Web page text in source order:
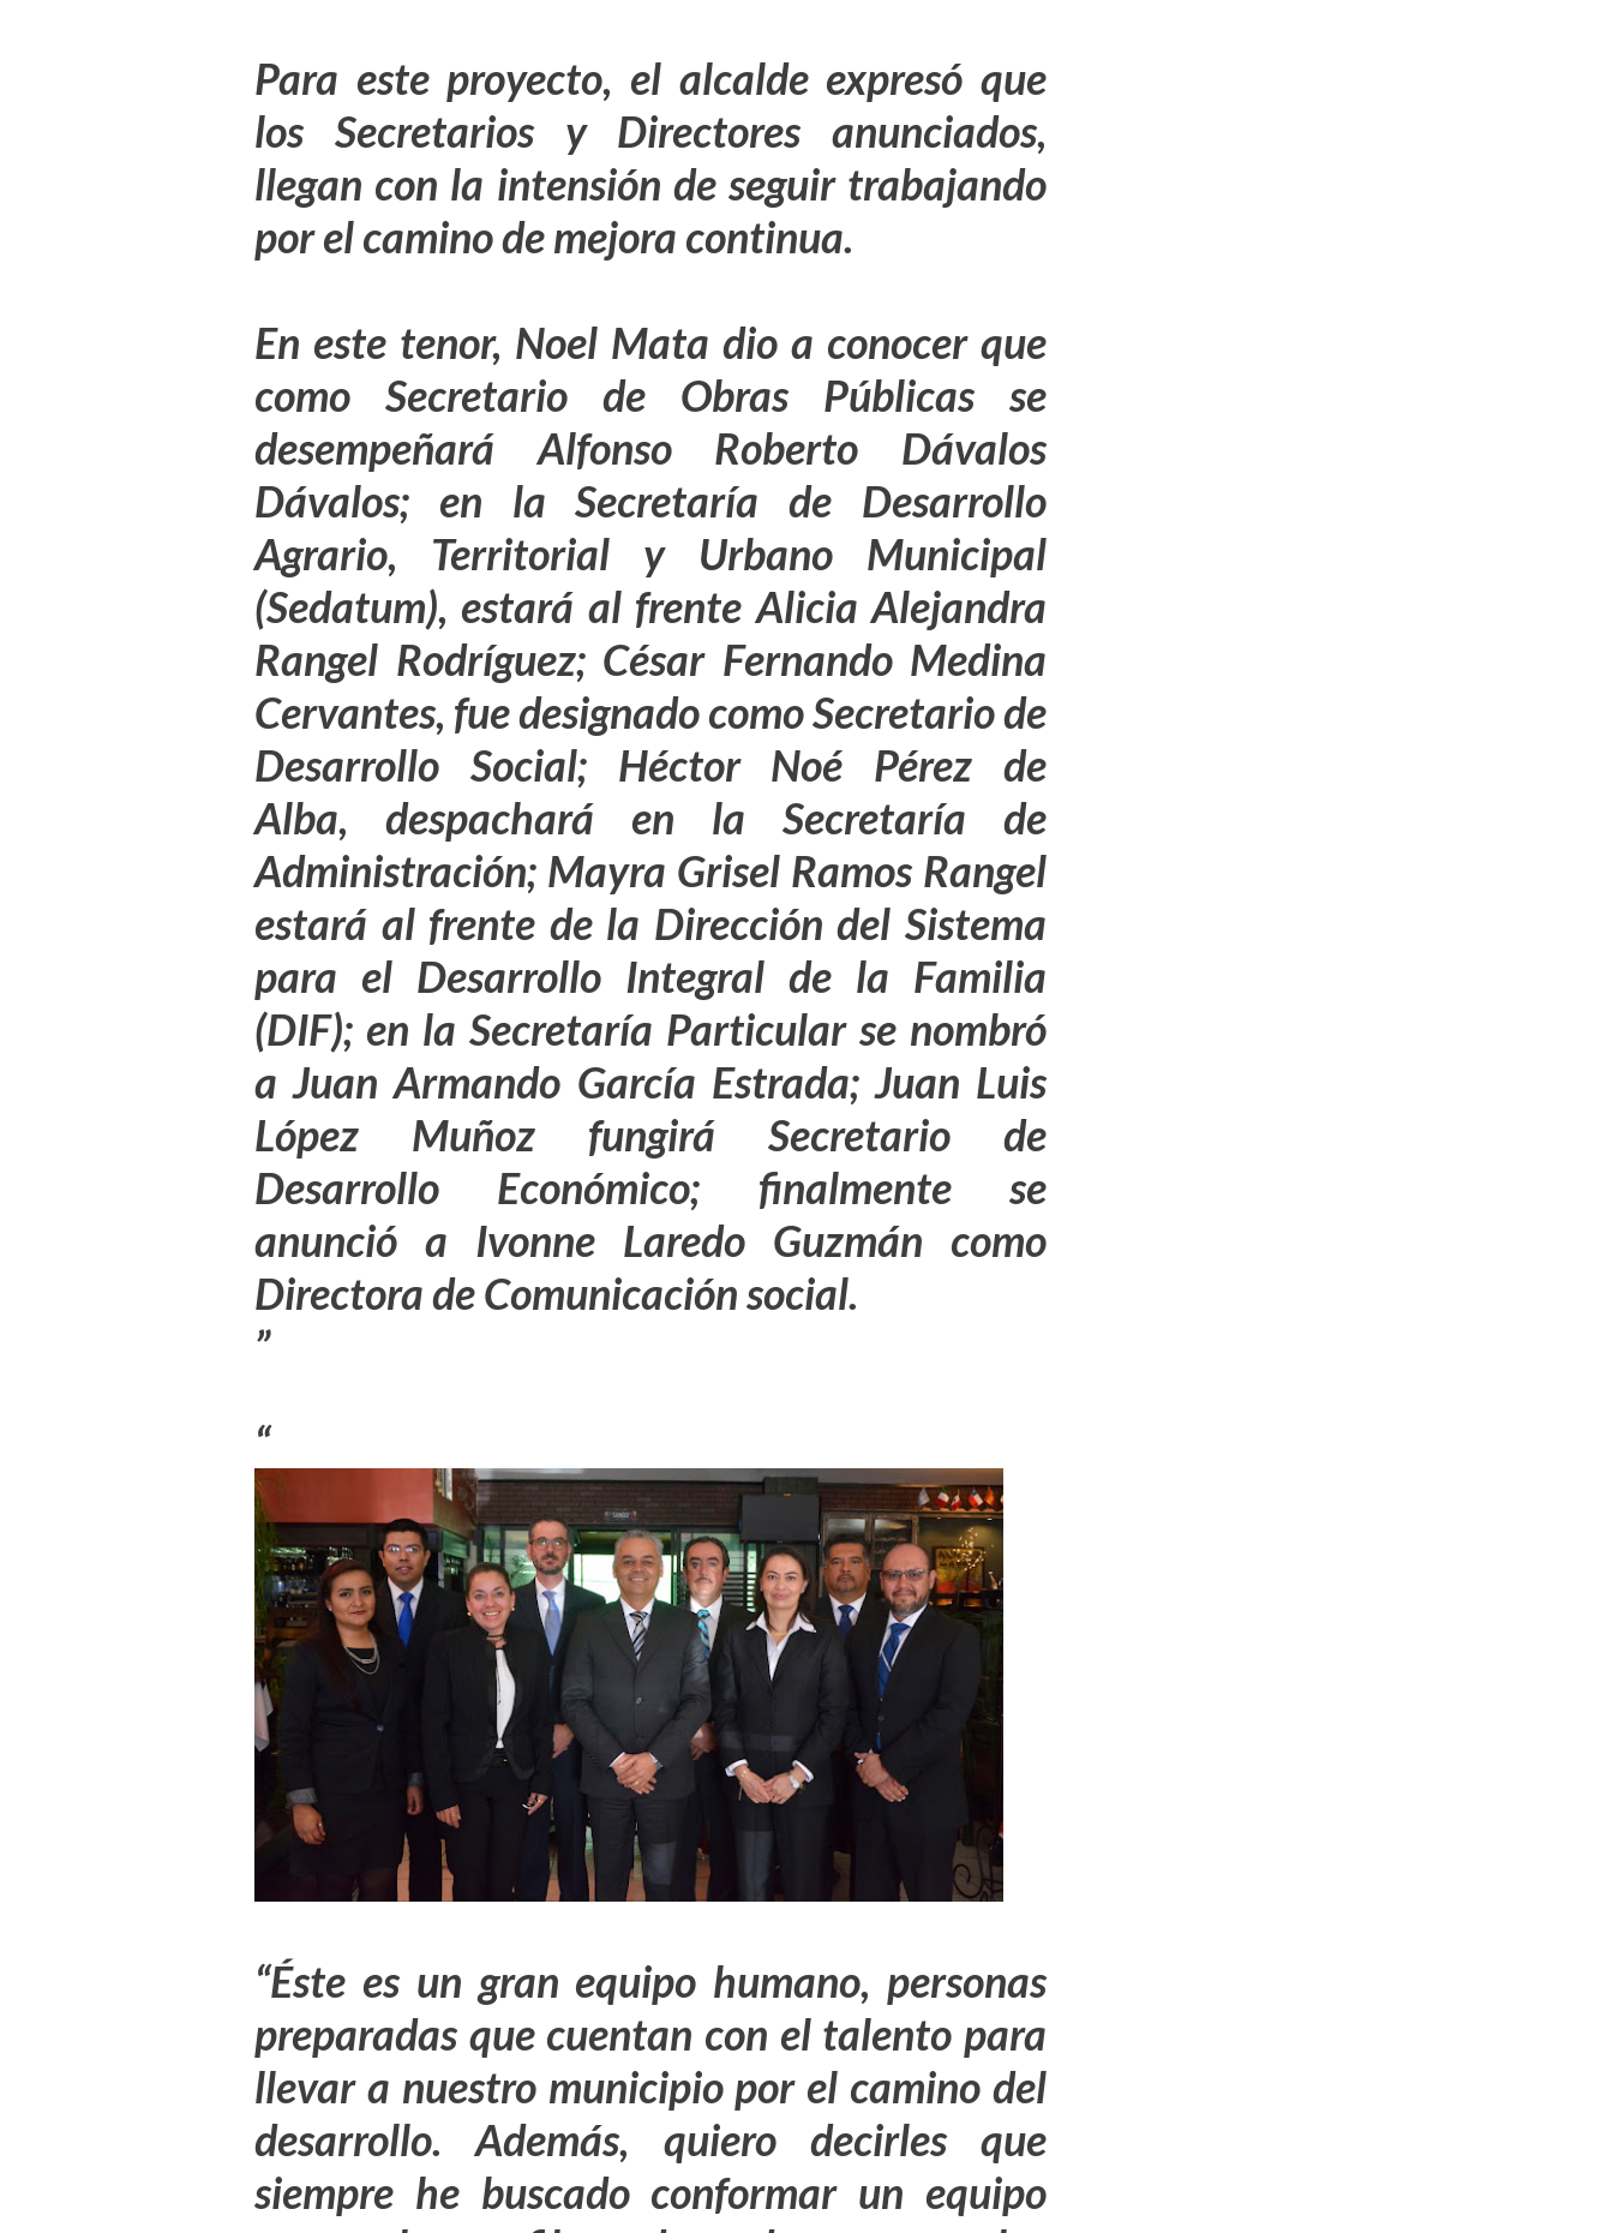
Para este proyecto, el alcalde expresó que
los Secretarios y Directores anunciados,
llegan con la intensión de seguir trabajando
por el camino de mejora continua.
En este tenor, Noel Mata dio a conocer que
como Secretario de Obras Públicas se
desempeñaráAlfonso Roberto Dávalos
Dávalos; en la Secretaría de Desarrollo
Agrario, Territorial y Urbano Municipal
(Sedatum), estará al frenteAlicia Alejandra
Rangel Rodríguez; César Fernando Medina
Cervantes, fue designado como Secretario de
Desarrollo Social; Héctor Noé Pérez de
Alba, despachará en la Secretaría de
Administración; Mayra Grisel Ramos Rangel
estará al frente de la Dirección del Sistema
para el Desarrollo Integral de la Familia
(DIF); en la Secretaría Particular se nombró
aJuan Armando García Estrada; Juan Luis
López Muñoz fungirá Secretario de
Desarrollo Económico; finalmente se
anunció a Ivonne Laredo Guzmán como
Directora de Comunicación social.
“Éste es un gran equipo humano, personas
preparadas que cuentan con el talento para
llevar a nuestro municipio por el camino del
desarrollo. Además, quiero decirles que
siempre he buscado conformar un equipo